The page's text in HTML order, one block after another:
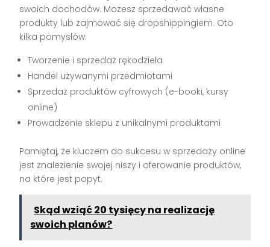
swoich dochodów. Możesz sprzedawać własne
produkty lub zajmować się dropshippingiem. Oto
kilka pomysłów:
Tworzenie i sprzedaż rękodzieła
Handel używanymi przedmiotami
Sprzedaż produktów cyfrowych (e-booki, kursy
online)
Prowadzenie sklepu z unikalnymi produktami
Pamiętaj, że kluczem do sukcesu w sprzedaży online
jest znalezienie swojej niszy i oferowanie produktów,
na które jest popyt.
Skąd wziąć 20 tysięcy na realizację
swoich planów?